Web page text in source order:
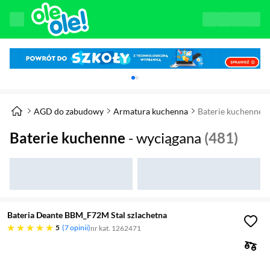
Karuzela z banerami, aktualny element 1 z
AGD do zabudowy Armatura kuchenna Baterie kuchenne
Baterie kuchenne - wyciągana (481)
Bateria Deante BBM_F72M Stal szlachetna
5
pięć gwiazdek 7 opinii nr kat. 1262471